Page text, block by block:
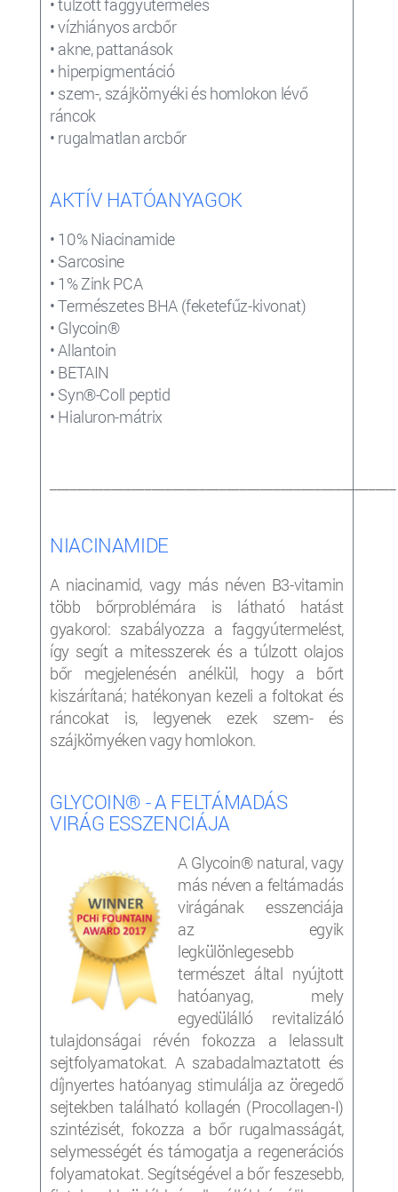
• vízhiányos arcbőr
• akne, pattanások
• hiperpigmentáció
• szem-, szájkörnyéki és homlokon lévő
ráncok
• rugalmatlan arcbőr
AKTÍV HATÓANYAGOK
• 10% Niacinamide
• Sarcosine
• 1% Zink PCA
• Természetes BHA (feketefűz-kivonat)
• Glycoin®
• Allantoin
• BETAIN
• Syn®-Coll peptid
• Hialuron-mátrix
NIACINAMIDE
A niacinamid, vagy más néven B3-vitamin
több bőrproblémára is látható hatást
gyakorol: szabályozza a faggyútermelést,
így segít a mitesszerek és a túlzott olajos
bőr megjelenésén anélkül, hogy a bőrt
kiszárítaná; hatékonyan kezeli a foltokat és
ráncokat is, legyenek ezek szem- és
szájkörnyéken vagy homlokon.
GLYCOIN® - A FELTÁMADÁS
VIRÁG ESSZENCIÁJA
A Glycoin® natural, vagy
más néven a feltámadás
virágának esszenciája
az egyik
legkülönlegesebb
természet által nyújtott
hatóanyag, mely
egyedülálló revitalizáló
tulajdonságai révén fokozza a lelassult
sejtfolyamatokat. A szabadalmaztatott és
díjnyertes hatóanyag stimulálja az öregedő
sejtekben található kollagén (Procollagen-I)
szintézisét, fokozza a bőr rugalmasságát,
selymességét és támogatja a regenerációs
folyamatokat. Segítségével a bőr feszesebb,